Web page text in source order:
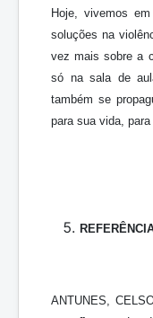
Hoje, vivemos
soluções na
vez mais sobre a
só na sala de
também se
para sua vida,
ANTUNES,